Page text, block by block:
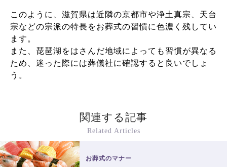
このように、滋賀県は近隣の京都市や浄土真宗、天台
宗などの宗派の特長をお葬式の習慣に色濃く残してい
ます。
また、琵琶湖をはさんだ地域によっても習慣が異なる
ため、迷った際には葬儀社に確認すると良いでしょ
う。
関連する記事
Related Articles
お葬式のマナー